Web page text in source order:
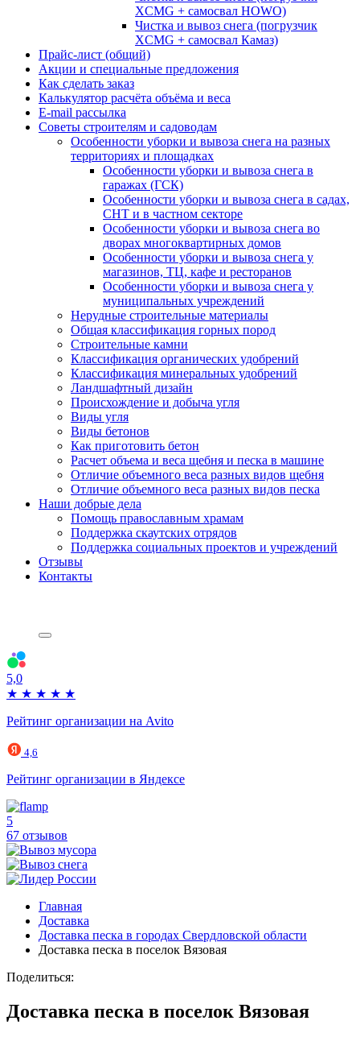
XCMG + самосвал HOWO)
Чистка и вывоз снега (погрузчик
XCMG + самосвал Камаз)
Прайс-лист (общий)
Акции и специальные предложения
Как сделать заказ
Калькулятор расчёта объёма и веса
E-mail рассылка
Советы строителям и садоводам
Особенности уборки и вывоза снега на разных
территориях и площадках
Особенности уборки и вывоза снега в
гаражах (ГСК)
Особенности уборки и вывоза снега в садах,
СНТ и в частном секторе
Особенности уборки и вывоза снега во
дворах многоквартирных домов
Особенности уборки и вывоза снега у
магазинов, ТЦ, кафе и ресторанов
Особенности уборки и вывоза снега у
муниципальных учреждений
Нерудные строительные материалы
Общая классификация горных пород
Строительные камни
Классификация органических удобрений
Классификация минеральных удобрений
Ландшафтный дизайн
Происхождение и добыча угля
Виды угля
Виды бетонов
Как приготовить бетон
Расчет объема и веса щебня и песка в машине
Отличие объемного веса разных видов щебня
Отличие объемного веса разных видов песка
Наши добрые дела
Помощь православным храмам
Поддержка скаутских отрядов
Поддержка социальных проектов и учреждений
Отзывы
Контакты
5,0
★ ★ ★ ★ ★
Рейтинг организации на Avito
4,6
Рейтинг организации в Яндексе
5
67 отзывов
Главная
Доставка
Доставка песка в городах Свердловской области
Доставка песка в поселок Вязовая
Поделиться:
Доставка песка в поселок Вязовая